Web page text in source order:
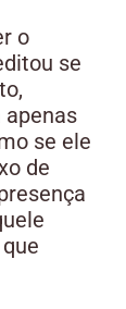
o
se
se ele
de